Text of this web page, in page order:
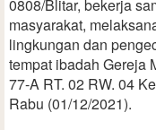
0808/Blitar, bekerja
masyarakat,
lingkungan dan
tempat ibadah Gereja
77-A RT. 02 RW. 04
Rabu (01/12/2021).